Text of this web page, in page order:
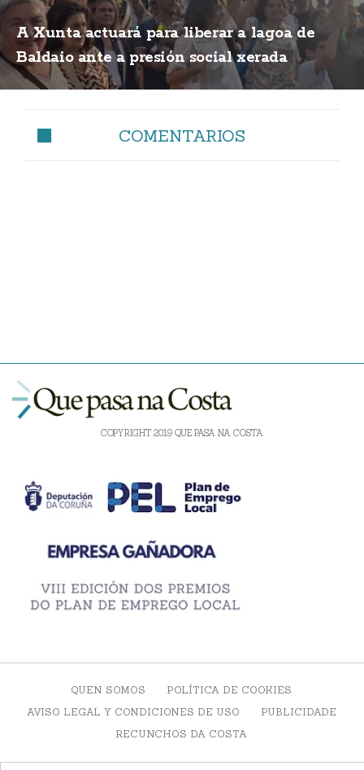
A Xunta actuará para liberar a lagoa de
Baldaio ante a presión social xerada
COMENTARIOS
COPYRIGHT 2019 QUE PASA NA COSTA
QUEN SOMOS
POLÍTICA DE COOKIES
AVISO LEGAL Y CONDICIONES DE USO
PUBLICIDADE
RECUNCHOS DA COSTA